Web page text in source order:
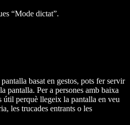
“Mode dictat”.
basat en gestos, pots fer servir
pantalla. Per a persones amb baixa
útil perquè llegeix la pantalla en veu
les trucades entrants o les